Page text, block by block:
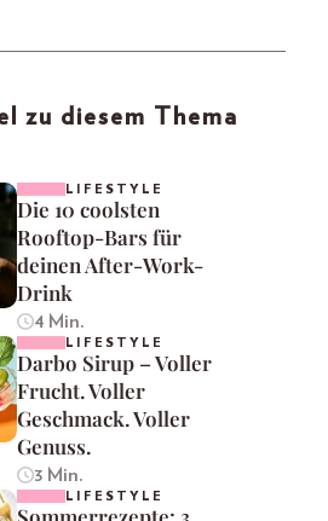
zu diesem Thema
LIFESTYLE
Die 10 coolsten
Rooftop-Bars für
deinen After-Work-
Drink
4 Min.
LIFESTYLE
Darbo Sirup – Voller
Frucht. Voller
Geschmack. Voller
Genuss.
3 Min.
LIFESTYLE